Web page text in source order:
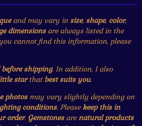
and may vary in size, shape, color,
dimensionsare always listed in the
cannot find this information, please
before shipping. In addition, I also
starthat best suits you.
photosmay vary slightly depending on
conditions. Pleasekeep this in
order. Gemstonesarenatural products